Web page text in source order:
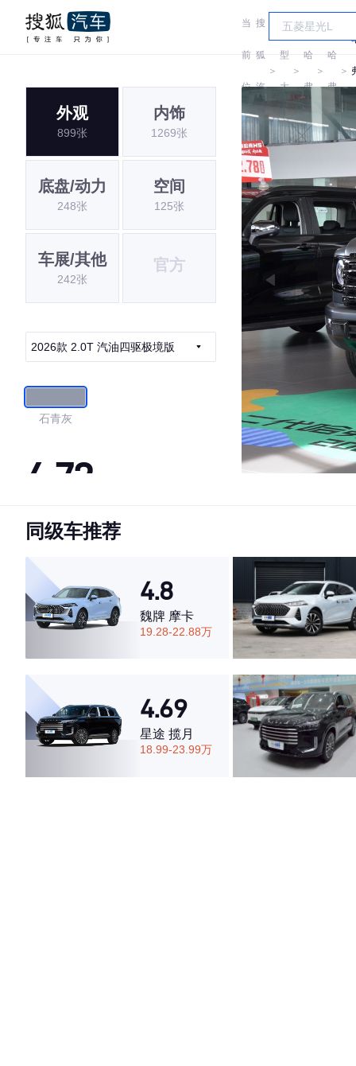
当
前
位
置:
搜
狐
汽
车
＞
车
型
大
全
＞
哈
弗
＞
哈
弗
＞
外观
899张
内饰
1269张
底盘/动力
248张
空间
125张
车展/其他
242张
官方
2026款 2.0T 汽油四驱极境版
石青灰
4.72
·外观表现一般，低于52%同级车
·空间表现较为优秀，优于61%同级车
同级车推荐
4.8
魏牌 摩卡
19.28-22.88万
4.69
星途 揽月
18.99-23.99万